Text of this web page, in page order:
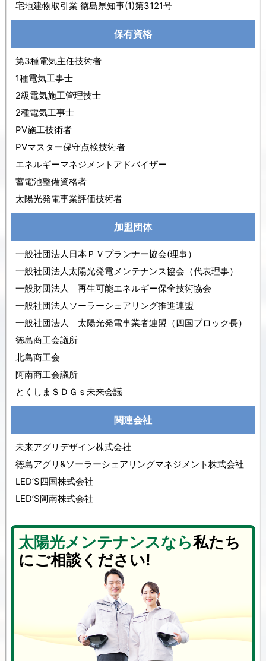
宅地建物取引業 徳島県知事(1)第3121号
保有資格
第3種電気主任技術者
1種電気工事士
2級電気施工管理技士
2種電気工事士
PV施工技術者
PVマスター保守点検技術者
エネルギーマネジメントアドバイザー
蓄電池整備資格者
太陽光発電事業評価技術者
加盟団体
一般社団法人日本ＰＶプランナー協会(理事）
一般社団法人太陽光発電メンテナンス協会（代表理事）
一般財団法人 再生可能エネルギー保全技術協会
一般社団法人ソーラーシェアリング推進連盟
一般社団法人 太陽光発電事業者連盟（四国ブロック長）
徳島商工会議所
北島商工会
阿南商工会議所
とくしまＳＤＧｓ未来会議
関連会社
未来アグリデザイン株式会社
徳島アグリ&ソーラーシェアリングマネジメント株式会社
LED’S四国株式会社
LED’S阿南株式会社
太陽光メンテナンスなら私たち
にご相談ください!